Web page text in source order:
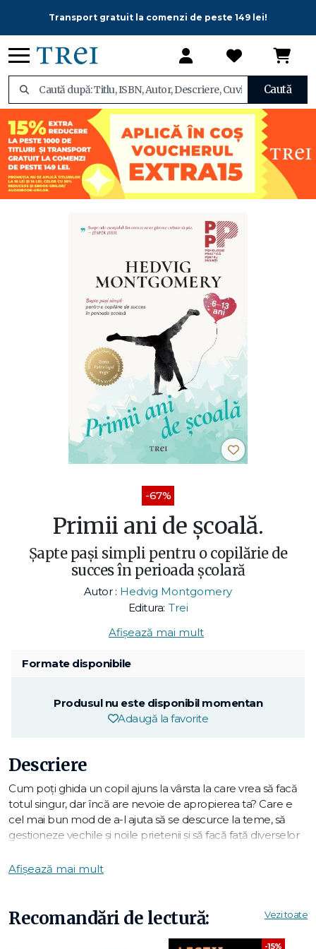
Transport gratuit la comenzi de peste 149 lei!
Caută
-67%
Primii ani de școală.
Șapte pași simpli pentru o copilărie de
succes în perioada școlară
Autor : Hedvig Montgomery
Editura: Trei
Afișează mai mult
Formate disponibile
Produsul nu este disponibil momentan
Adaugă la favorite
Descriere
Cum poți ghida un copil ajuns la vârsta la care vrea să facă
totul singur, dar încă are nevoie de apropierea ta? Care e
cel mai bun mod de a-l ajuta să se descurce la teme, să
gestioneze vechile și noile prietenii și să facă față diverselor
a vorbi liber în fața clasei? În fine, indiferent că ai mai mulți
se apropie pubertatea? Volumul de față îi ajută pe părinții
copiilor de ciclu primar și gimnaziu să le ofere un mediu
sigur în care să-și poată încerca forțele și să se cunoască
Afișează mai mult
Recomandări de lectură: Vezi toate
-15%